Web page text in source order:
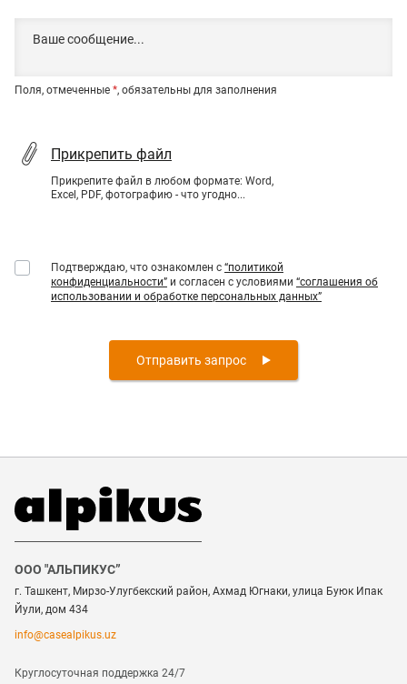
Поля, отмеченные *, обязательны для заполнения
Прикрепить файл
Прикрепите файл в любом формате: Word,
Excel, PDF, фотографию - что угодно...
Подтверждаю, что ознакомлен с “политикой
конфиденциальности” и согласен с условиями “соглашения об
использовании и обработке персональных данных”
Отправить запрос
ООО "АЛЬПИКУС”
г. Ташкент, Мирзо-Улугбекский район, Ахмад Югнаки, улица Буюк Ипак
Йули, дом 434
info@casealpikus.uz
Круглосуточная поддержка 24/7